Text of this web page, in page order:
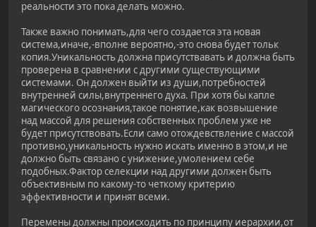
реальности это пока делать можно.
Также важно понимать,для чего создается эта новая
система,иначе,-вполне вероятно,-это снова будет тольк
копия.Уникальность должна присутствавать и должна быть
проверена в сравнении с другими существующими
системами. Он должен выйти из души,потребностей
внутренней силы,внутреннего духа. При хотя бы капле
магического осознания,такое понятие,как возвышение
над массой для решения собственных проблем уже не
будет присутствовать.Если само отождевствление с массой
противно,уникальность нужно искать именно в этом,и не
должно быть связано с унижение,умолением себе
подобных.Фактор селекции над другими должен быть
объективным по какому-то четкому критерию
эффективности и принят всеми.
Перемены должны происходить по принципу иерархии,от